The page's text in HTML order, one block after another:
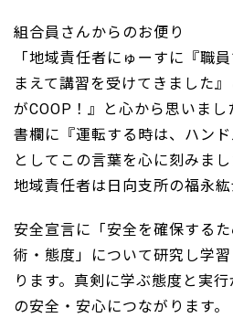
組合員さんからのお便り
「地域責任者にゅーすに『職
まえて講習を受けてきました
がCOOP！』と心から思いま
書欄に『運転する時は、ハン
としてこの言葉を心に刻みまし
地域責任者は日向支所の福永紘
安全宣言に「安全を確保する
術・態度」について研究し学
ります。真剣に学ぶ態度と実
の安全・安心につながります。